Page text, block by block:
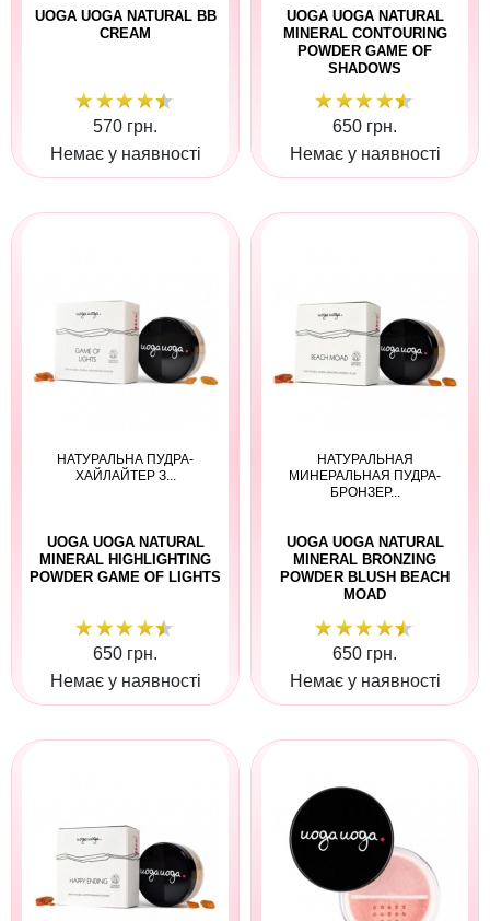
UOGA UOGA NATURAL BB
CREAM
570 грн.
Немає у наявності
UOGA UOGA NATURAL
MINERAL CONTOURING
POWDER GAME OF
SHADOWS
650 грн.
Немає у наявності
НАТУРАЛЬНА ПУДРА-
ХАЙЛАЙТЕР З...
UOGA UOGA NATURAL
MINERAL HIGHLIGHTING
POWDER GAME OF LIGHTS
650 грн.
Немає у наявності
НАТУРАЛЬНАЯ
МИНЕРАЛЬНАЯ ПУДРА-
БРОНЗЕР...
UOGA UOGA NATURAL
MINERAL BRONZING
POWDER BLUSH BEACH
MOAD
650 грн.
Немає у наявності